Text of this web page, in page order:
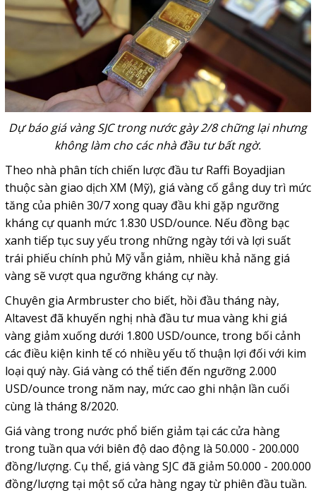
Dự báo giá vàng SJC trong nước gày 2/8 chững lại nhưng
không làm cho các nhà đầu tư bất ngờ.
Theo nhà phân tích chiến lược đầu tư Raffi Boyadjian
thuộc sàn giao dịch XM (Mỹ), giá vàng cố gắng duy trì mức
tăng của phiên 30/7 xong quay đầu khi gặp ngưỡng
kháng cự quanh mức 1.830 USD/ounce. Nếu đồng bạc
xanh tiếp tục suy yếu trong những ngày tới và lợi suất
trái phiếu chính phủ Mỹ vẫn giảm, nhiều khả năng giá
vàng sẽ vượt qua ngưỡng kháng cự này.
Chuyên gia Armbruster cho biết, hồi đầu tháng này,
Altavest đã khuyến nghị nhà đầu tư mua vàng khi giá
vàng giảm xuống dưới 1.800 USD/ounce, trong bối cảnh
các điều kiện kinh tế có nhiều yếu tố thuận lợi đối với kim
loại quý này. Giá vàng có thể tiến đến ngưỡng 2.000
USD/ounce trong năm nay, mức cao ghi nhận lần cuối
cùng là tháng 8/2020.
Giá vàng trong nước phổ biến giảm tại các cửa hàng
trong tuần qua với biên độ dao động là 50.000 - 200.000
đồng/lượng. Cụ thể, giá vàng SJC đã giảm 50.000 - 200.000
đồng/lượng tại một số cửa hàng ngay từ phiên đầu tuần.